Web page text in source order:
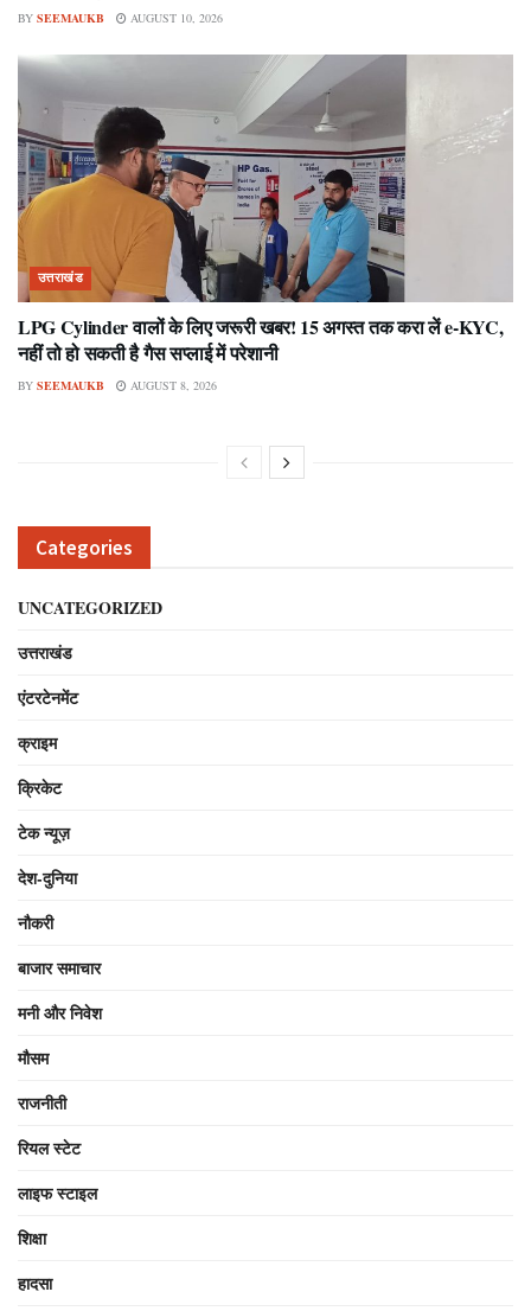
BY SEEMAUKB AUGUST 10, 2026
उत्तराखंड
LPG Cylinder वालों के लिए जरूरी खबर! 15 अगस्त तक करा लें e-KYC,
नहीं तो हो सकती है गैस सप्लाई में परेशानी
BY SEEMAUKB AUGUST 8, 2026
Categories
UNCATEGORIZED
उत्तराखंड
एंटरटेनमेंट
क्राइम
क्रिकेट
टेक न्यूज़
देश-दुनिया
नौकरी
बाजार समाचार
मनी और निवेश
मौसम
राजनीती
रियल स्टेट
लाइफ स्टाइल
शिक्षा
हादसा